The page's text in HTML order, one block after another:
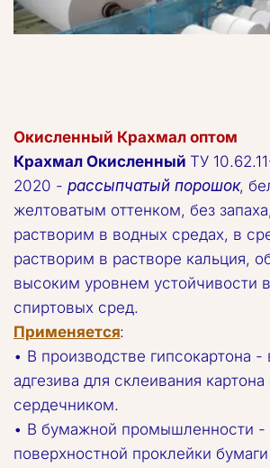
Окисленный Крахмал оптом
Крахмал Окисленный ТУ
2020 - рассыпчатый порошок,
желтоватым оттенком, без
растворим в водных средах, в
растворим в растворе кальция,
высоким уровнем устойчивости
спиртовых сред.
Применяется:
• В производстве гипсокартона -
адгезива для склеивания
сердечником.
• В бумажной промышленности -
поверхностной проклейки